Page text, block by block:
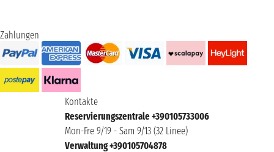
Zahlungen
Kontakte
Reservierungszentrale +390105733006
Mon-Fre 9/19 - Sam 9/13 (32 Linee)
Verwaltung +390105704878